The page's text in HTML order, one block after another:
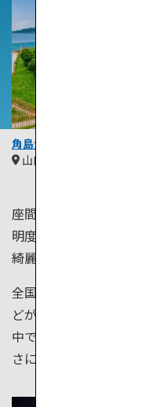
角島大橋
山口
座間味島の海は「慶
明度を誇る美しい海
綺麗な海を見ながらド
全国各地ではお祭り
どがあります。また、
中でも大曲の花火大
さに圧巻です。